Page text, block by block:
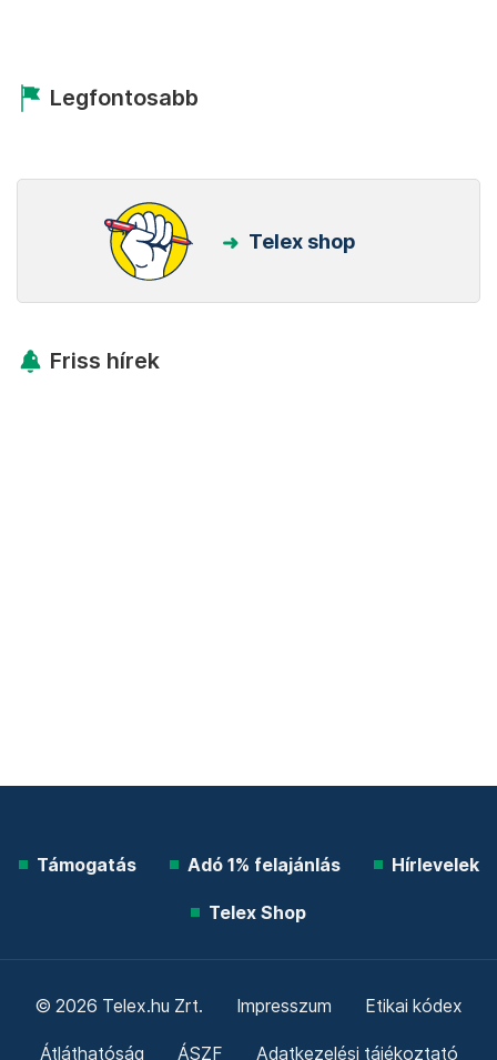
Legfontosabb
Telex shop
Friss hírek
Támogatás Adó 1% felajánlás Hírlevelek
Telex Shop
© 2026 Telex.hu Zrt. Impresszum Etikai kódex
Átláthatóság ÁSZF Adatkezelési tájékoztató